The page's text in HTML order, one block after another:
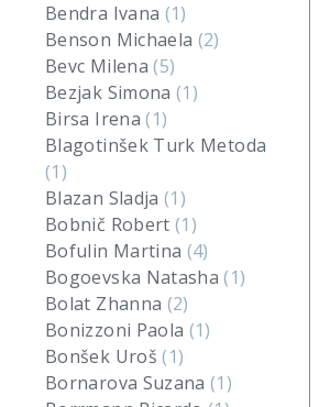
Bendra Ivana (1)
Benson Michaela (2)
Bevc Milena(5)
Bezjak Simona(1)
Birsa Irena(1)
Blagotinšek Turk Metoda
(1)
Blazan Sladja(1)
Bobnič Robert(1)
Bofulin Martina (4)
Bogoevska Natasha(1)
Bolat Zhanna (2)
Bonizzoni Paola (1)
Bonšek Uroš(1)
Bornarova Suzana(1)